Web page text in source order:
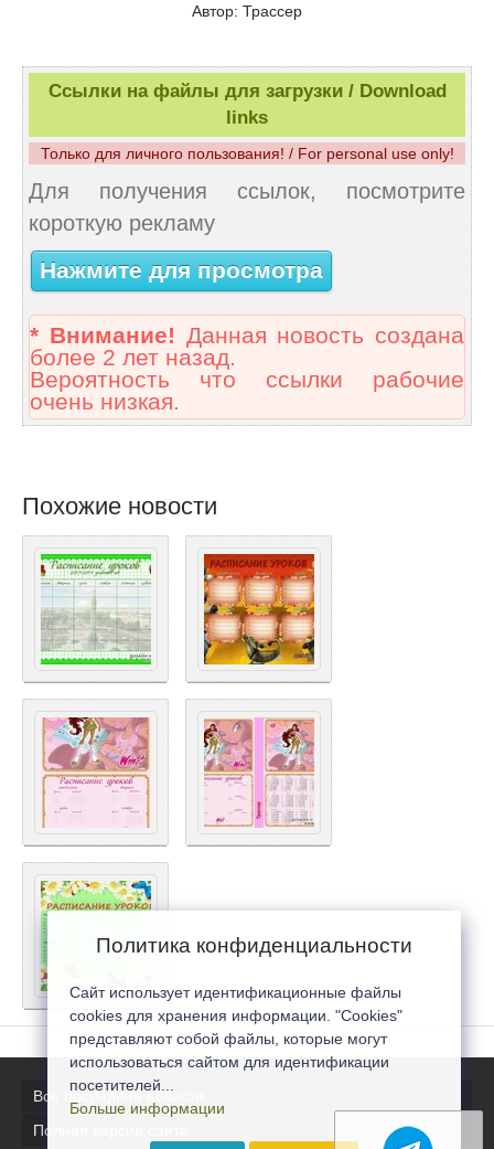
Автор: Трассер
Ссылки на файлы для загрузки / Download
links
Только для личного пользования! / For personal use only!
Для получения ссылок, посмотрите
короткую рекламу
Нажмите для просмотра
* Внимание! Данная новость создана
более 2 лет назад.
Вероятность что ссылки рабочие
очень низкая.
Похожие новости
Все последние новости
Полная версия сайта
Политика конфиденциальности
Сайт использует идентификационные файлы
cookies для хранения информации. "Cookies"
представляют собой файлы, которые могут
использоваться сайтом для идентификации
посетителей...
Больше информации